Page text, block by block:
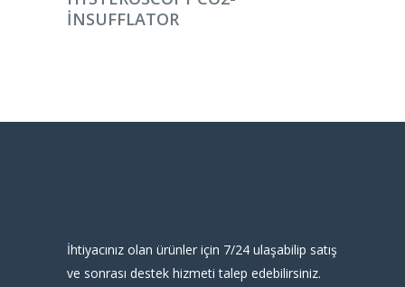
INSUFFLATOR
İhtiyacınız olan ürünler için 7/24 ulaşabilip satış
ve sonrası destek hizmeti talep edebilirsiniz.